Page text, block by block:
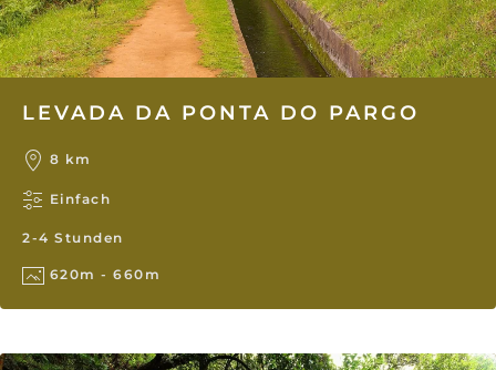
LEVADA DA PONTA DO PARGO
8 km
Einfach
2-4 Stunden
620m - 660m